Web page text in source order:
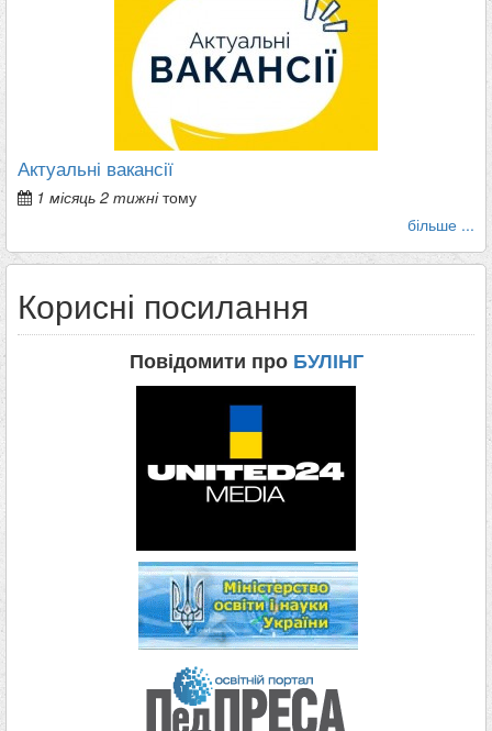
Актуальні вакансії
1 місяць 2 тижнітому
більше ...
Корисні посилання
Повідомити про БУЛІНГ